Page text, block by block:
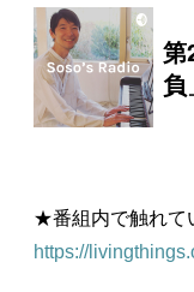
★番組内で触れて
https://